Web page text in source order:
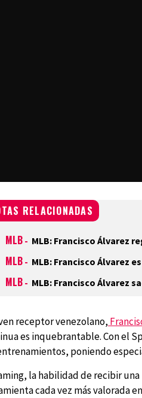
RELACIONADAS
MLB - MLB: Francisco Álvarez
MLB - MLB: Francisco Álvarez
MLB - MLB: Francisco Álvarez
receptor venezolano,
es inquebrantable. Con el
poniendo
la habilidad de recibir
cada vez más valorada